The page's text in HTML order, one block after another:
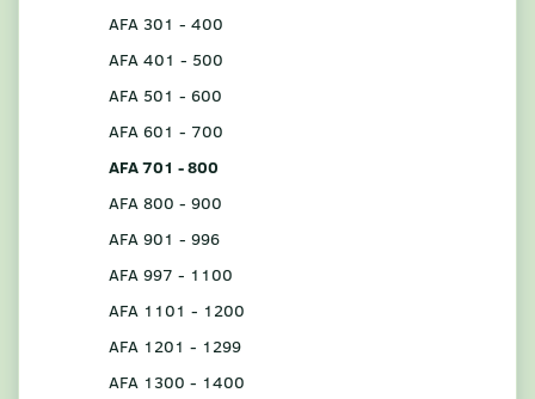
AFA 301 - 400
AFA 401 - 500
AFA 501 - 600
AFA 601 - 700
AFA 701 - 800
AFA 800 - 900
AFA 901 - 996
AFA 997 - 1100
AFA 1101 - 1200
AFA 1201 - 1299
AFA 1300 - 1400